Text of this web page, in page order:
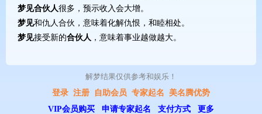
梦见合伙人很多，预示收入会大增。
梦见和仇人合伙，意味着化解仇恨，和睦相处。
梦见接受新的合伙人 ，意味着事业越做越大。
解梦结果仅供参考和娱乐！
登录 注册 自助会员 专家起名 美名腾优势
VIP会员购买
申请专家起名 支付方式
更多